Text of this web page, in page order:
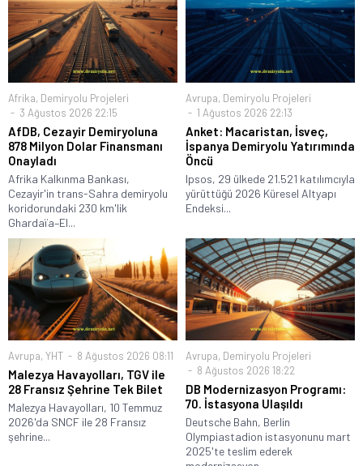
Afrika, Demiryolu Projeleri
3 Ağustos 2026 22:15
AfDB, Cezayir Demiryoluna
878 Milyon Dolar Finansmanı
Onayladı
Afrika Kalkınma Bankası,
Cezayir'in trans-Sahra demiryolu
koridorundaki 230 km'lik
Ghardaïa–El...
Avrupa, Demiryolu Projeleri
1 Ağustos 2026 22:13
Anket: Macaristan, İsveç,
İspanya Demiryolu Yatırımında
Öncü
Ipsos, 29 ülkede 21.521 katılımcıyla
yürüttüğü 2026 Küresel Altyapı
Endeksi...
Avrupa, YHT 8 Ağustos 2026 08:11
Malezya Havayolları, TGV ile
28 Fransız Şehrine Tek Bilet
Malezya Havayolları, 10 Temmuz
2026'da SNCF ile 28 Fransız
şehrine...
Avrupa, Demiryolu Projeleri
8 Ağustos 2026 18:22
DB Modernizasyon Programı:
70. İstasyona Ulaşıldı
Deutsche Bahn, Berlin
Olympiastadion istasyonunu mart
2025'te teslim ederek